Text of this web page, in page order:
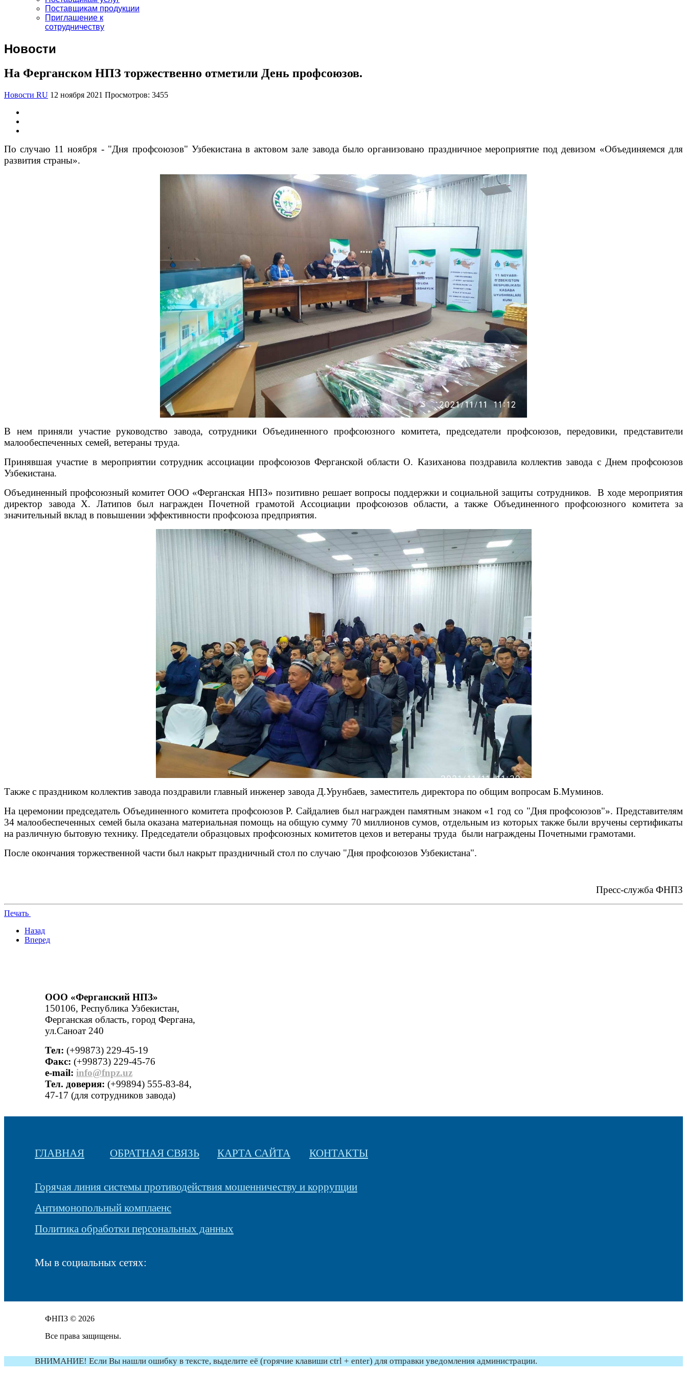
Поставщикам продукции
Приглашение к
сотрудничеству
Новости
На Ферганском НПЗ торжественно отметили День профсоюзов.
Новости RU 12 ноября 2021 Просмотров: 3455
По случаю 11 ноября - "Дня профсоюзов" Узбекистана в актовом зале завода было организовано праздничное мероприятие под девизом «Объединяемся для
развития страны».
В нем приняли участие руководство завода, сотрудники Объединенного профсоюзного комитета, председатели профсоюзов, передовики, представители
малообеспеченных семей, ветераны труда.
Принявшая участие в мероприятии сотрудник ассоциации профсоюзов Ферганской области О. Казиханова поздравила коллектив завода с Днем профсоюзов
Узбекистана.
Объединенный профсоюзный комитет ООО «Ферганская НПЗ» позитивно решает вопросы поддержки и социальной защиты сотрудников. В ходе мероприятия
директор завода Х. Латипов был награжден Почетной грамотой Ассоциации профсоюзов области, а также Объединенного профсоюзного комитета за
значительный вклад в повышении эффективности профсоюза предприятия.
Также с праздником коллектив завода поздравили главный инженер завода Д.Урунбаев, заместитель директора по общим вопросам Б.Муминов.
На церемонии председатель Объединенного комитета профсоюзов Р. Сайдалиев был награжден памятным знаком «1 год со "Дня профсоюзов"». Представителям
34 малообеспеченных семей была оказана материальная помощь на общую сумму 70 миллионов сумов, отдельным из которых также были вручены сертификаты
на различную бытовую технику. Председатели образцовых профсоюзных комитетов цехов и ветераны труда были награждены Почетными грамотами.
После окончания торжественной части был накрыт праздничный стол по случаю "Дня профсоюзов Узбекистана".
Пресс-служба ФНПЗ
Печать
Назад
Вперед
ООО «Ферганский НПЗ»
150106, Республика Узбекистан,
Ферганская область, город Фергана,
ул.Саноат 240
Тел: (+99873) 229-45-19
Факс: (+99873) 229-45-76
е-mail: info@fnpz.uz
Тел. доверия: (+99894) 555-83-84,
47-17 (для сотрудников завода)
ГЛАВНАЯ ОБРАТНАЯ СВЯЗЬ КАРТА САЙТА КОНТАКТЫ
Горячая линия системы противодействия мошенничеству и коррупции
Антимонопольный комплаенс
Политика обработки персональных данных
Мы в социальных сетях:
ФНПЗ © 2026
Все права защищены.
ВНИМАНИЕ! Если Вы нашли ошибку в тексте, выделите её (горячие клавиши ctrl + enter) для отправки уведомления администрации.